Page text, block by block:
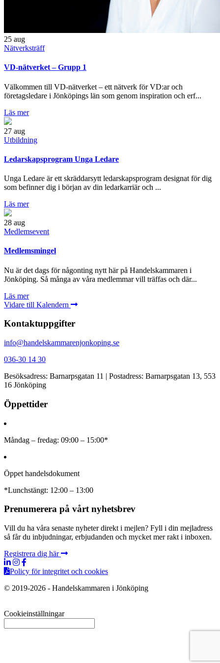
25 aug
Nätverksträff
VD-nätverket – Grupp 1
Välkommen till VD-nätverket – ett nätverk för VD:ar och
företagsledare i Jönköpings län som genom inspiration och erf...
Läs mer
27 aug
Utbildning
Ledarskapsprogram Unga Ledare
Unga Ledare är ett skräddarsytt ledarskapsprogram designat för dig
som befinner dig i början av din ledarkarriär och ...
Läs mer
28 aug
Medlemsevent
Medlemsmingel
Nu är det dags för någonting nytt här på Handelskammaren i
Jönköping. Så många av våra medlemmar vill träffas och där...
Läs mer
Vidare till Kalendern
Kontaktuppgifter
info@handelskammarenjonkoping.se
036-30 14 30
Besöksadress: Barnarpsgatan 11 | Postadress: Barnarpsgatan 13, 553
16 Jönköping
Öppettider
Måndag – fredag: 09:00 – 15:00*
Öppet handelsdokument
*Lunchstängt: 12:00 – 13:00
Prenumerera på vårt nyhetsbrev
Vill du ha våra senaste nyheter direkt i mejlen? Fyll i din mejladress
så får du inbjudningar, erbjudanden och mycket mer rakt i inboxen.
Registrera dig här
Policy för integritet och cookies
© 2019-2026 - Handelskammaren i Jönköping
Cookieinställningar